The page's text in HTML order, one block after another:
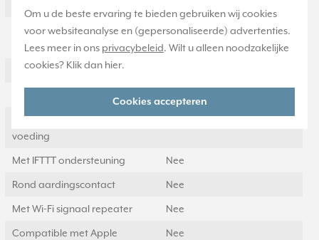
Om u de beste ervaring te bieden gebruiken wij cookies
voor websiteanalyse en (gepersonaliseerde) advertenties.
Lees meer in ons privacybeleid. Wilt u alleen noodzakelijke
cookies? Klik dan hier.
Cookies accepteren
Aantal contactdozen
schakelbaar
0
Met functieverlichting
Met ingebouwde USB
voeding
Nee
Met IFTTT ondersteuning Nee
Rond aardingscontact Nee
Met Wi-Fi signaal repeater Nee
Compatible met Apple
Nee